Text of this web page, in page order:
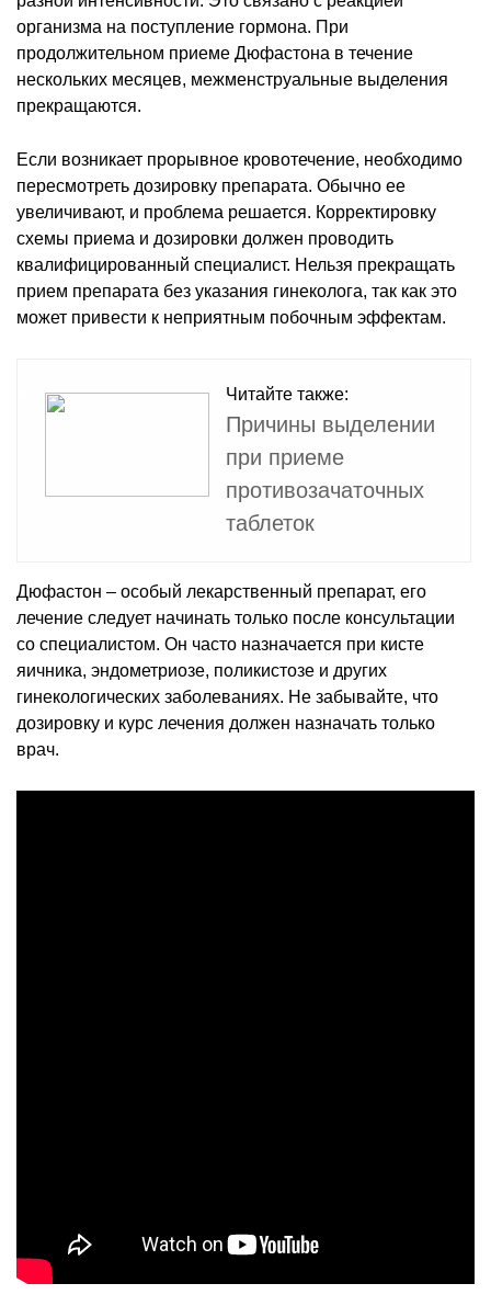
организма на поступление гормона. При
продолжительном приеме Дюфастона в течение
нескольких месяцев, межменструальные выделения
прекращаются.
Если возникает прорывное кровотечение, необходимо
пересмотреть дозировку препарата. Обычно ее
увеличивают, и проблема решается. Корректировку
схемы приема и дозировки должен проводить
квалифицированный специалист. Нельзя прекращать
прием препарата без указания гинеколога, так как это
может привести к неприятным побочным эффектам.
Читайте также:
Причины выделении
при приеме
противозачаточных
таблеток
Дюфастон – особый лекарственный препарат, его
лечение следует начинать только после консультации
со специалистом. Он часто назначается при кисте
яичника, эндометриозе, поликистозе и других
гинекологических заболеваниях. Не забывайте, что
дозировку и курс лечения должен назначать только
врач.